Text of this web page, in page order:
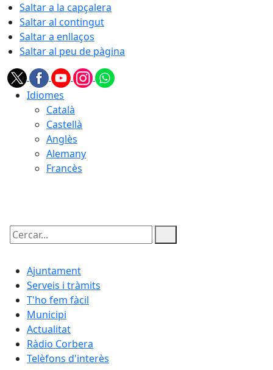
Saltar a la capçalera
Saltar al contingut
Saltar a enllaços
Saltar al peu de pàgina
Idiomes
Català
Castellà
Anglès
Alemany
Francès
Cercar:
Ajuntament
Serveis i tràmits
T'ho fem fàcil
Municipi
Actualitat
Ràdio Corbera
Telèfons d'interès